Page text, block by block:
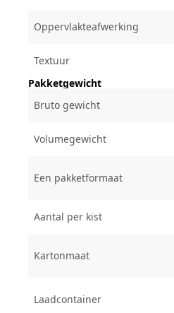
Oppervlakteafwerking
Textuur
Pakketgewicht
Bruto gewicht
Volumegewicht
Een pakketformaat
Aantal per kist
Kartonmaat
Laadcontainer